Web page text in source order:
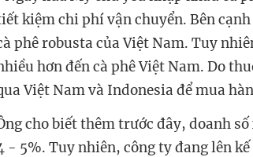
kiệm chi phí vận chuyển. Bên
phê robusta của Việt Nam. Tuy
hơn đến cà phê Việt Nam. Do
Việt Nam và Indonesia để mua
cho biết thêm trước đây, doanh
- 5%. Tuy nhiên, công ty đang lên